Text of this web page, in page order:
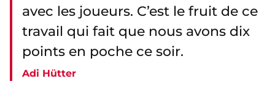
avec les joueurs. C’est le fruit de ce
travail qui fait que nous avons dix
points en poche ce soir.
Adi Hütter